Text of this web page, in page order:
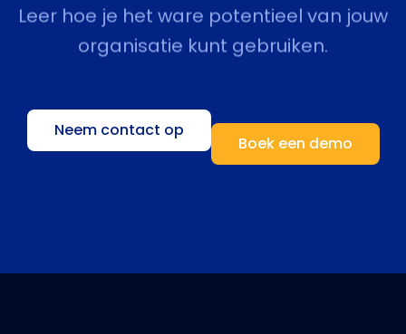
Leer hoe je het ware potentieel van jouw
organisatie kunt gebruiken.
Neem contact op
Boek een demo